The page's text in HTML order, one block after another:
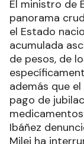
El ministro de
panorama
el Estado
acumulada
de pesos, de
además que
pago de
Ibáñez
Milei ha